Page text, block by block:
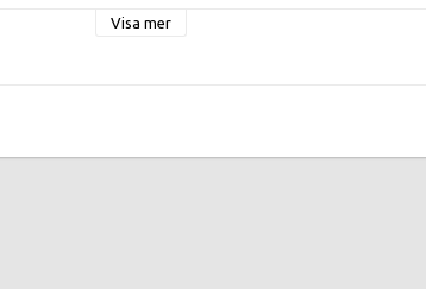
Visa mer